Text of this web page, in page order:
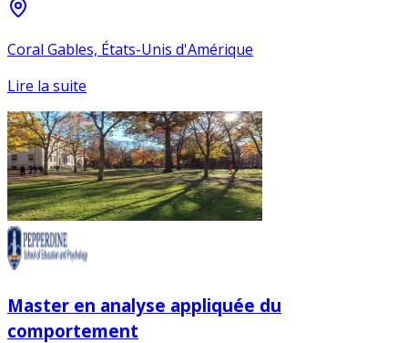
Coral Gables, États-Unis d'Amérique
Lire la suite
Master en analyse appliquée du
comportement